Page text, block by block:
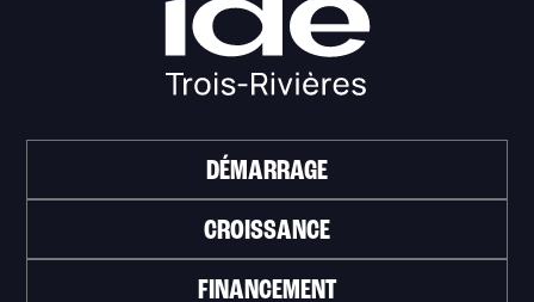
DÉMARRAGE
CROISSANCE
FINANCEMENT